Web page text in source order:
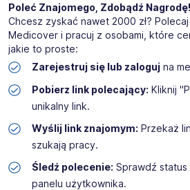
Poleć Znajomego, Zdobądź Nagrodę!
Chcesz zyskać nawet 2000 zł?
Medicover i pracuj z osobami, które
jakie to proste:
Zarejestruj się lub zalogujna
Pobierz link polecający: Kliknij
unikalny link.
Wyślij link znajomym: Przekaż
szukają pracy.
Śledź polecenie: Sprawdź
panelu użytkownika.